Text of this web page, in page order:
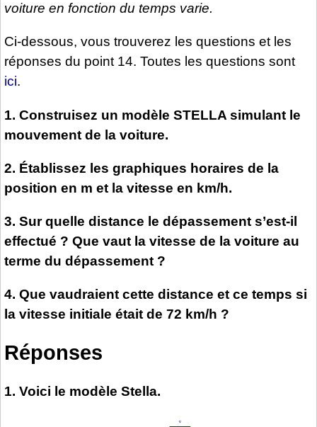
voiture en fonction du temps varie.
Ci-dessous, vous trouverez les questions et les
réponses du point 14. Toutes les questions sont
ici.
1. Construisez un modèle STELLA simulant le
mouvement de la voiture.
2. Établissez les graphiques horaires de la
position en m et la vitesse en km/h.
3. Sur quelle distance le dépassement s’est-il
effectué ? Que vaut la vitesse de la voiture au
terme du dépassement ?
4. Que vaudraient cette distance et ce temps si
la vitesse initiale était de 72 km/h ?
Réponses
1. Voici le modèle Stella.